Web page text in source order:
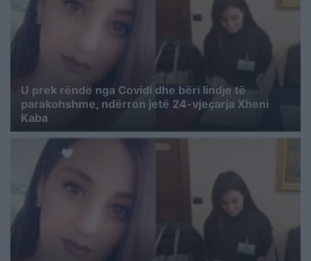
U prek rëndë nga Covidi dhe bëri lindje të
parakohshme, ndërron jetë 24-vjeçarja Xheni
Kaba